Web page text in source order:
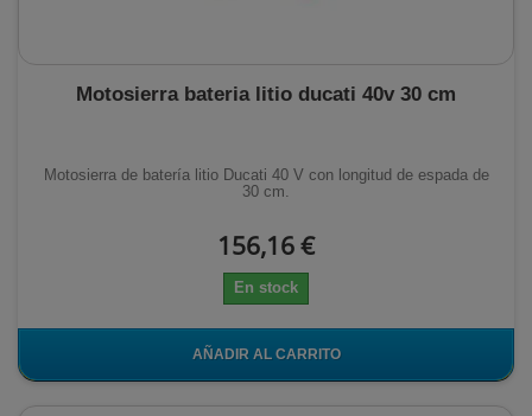
Motosierra bateria litio ducati 40v 30 cm
Motosierra de batería litio Ducati 40 V con longitud de espada de
30 cm.
156,16 €
En stock
AÑADIR AL CARRITO